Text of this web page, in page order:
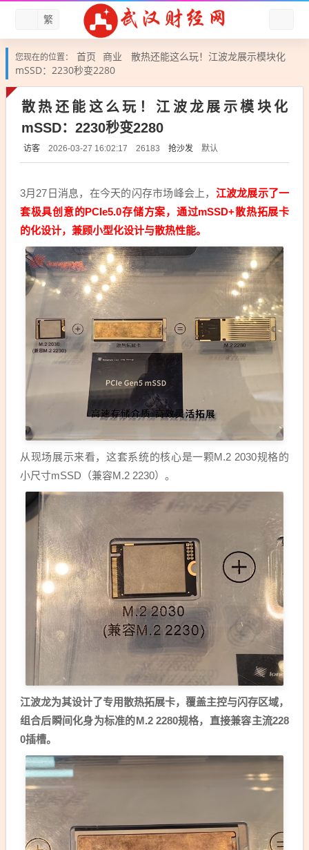
繁
您现在的位置： 首页 商业
散热还能这么玩！江波龙展示模块化
mSSD：2230秒变2280
散热还能这么玩！江波龙展示模块化
mSSD：2230秒变2280
访客 2026-03-27 16:02:17 26183 抢沙发 默认
3月27日消息，在今天的闪存市场峰会上， 江波龙展示了一
套极具创意的PCIe5.0存储方案，通过mSSD+散热拓展卡
的化设计，兼顾小型化设计与散热性能。
从现场展示来看，这套系统的核心是一颗M.2 2030规格的
小尺寸mSSD（兼容M.2 2230）。
江波龙为其设计了专用散热拓展卡，覆盖主控与闪存区域，
组合后瞬间化身为标准的M.2 2280规格，直接兼容主流228
0插槽。